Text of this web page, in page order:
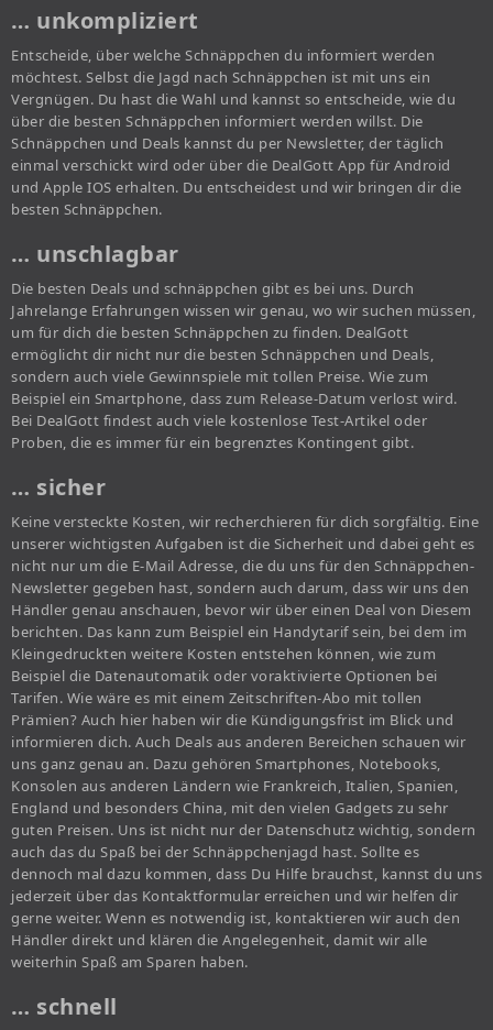
… unkompliziert
Entscheide, über welche Schnäppchen du informiert werden
möchtest. Selbst die Jagd nach Schnäppchen ist mit uns ein
Vergnügen. Du hast die Wahl und kannst so entscheide, wie du
über die besten Schnäppchen informiert werden willst. Die
Schnäppchen und Deals kannst du per Newsletter, der täglich
einmal verschickt wird oder über die DealGott App für Android
und Apple IOS erhalten. Du entscheidest und wir bringen dir die
besten Schnäppchen.
… unschlagbar
Die besten Deals und schnäppchen gibt es bei uns. Durch
Jahrelange Erfahrungen wissen wir genau, wo wir suchen müssen,
um für dich die besten Schnäppchen zu finden. DealGott
ermöglicht dir nicht nur die besten Schnäppchen und Deals,
sondern auch viele Gewinnspiele mit tollen Preise. Wie zum
Beispiel ein Smartphone, dass zum Release-Datum verlost wird.
Bei DealGott findest auch viele kostenlose Test-Artikel oder
Proben, die es immer für ein begrenztes Kontingent gibt.
… sicher
Keine versteckte Kosten, wir recherchieren für dich sorgfältig. Eine
unserer wichtigsten Aufgaben ist die Sicherheit und dabei geht es
nicht nur um die E-Mail Adresse, die du uns für den Schnäppchen-
Newsletter gegeben hast, sondern auch darum, dass wir uns den
Händler genau anschauen, bevor wir über einen Deal von Diesem
berichten. Das kann zum Beispiel ein Handytarif sein, bei dem im
Kleingedruckten weitere Kosten entstehen können, wie zum
Beispiel die Datenautomatik oder voraktivierte Optionen bei
Tarifen. Wie wäre es mit einem Zeitschriften-Abo mit tollen
Prämien? Auch hier haben wir die Kündigungsfrist im Blick und
informieren dich. Auch Deals aus anderen Bereichen schauen wir
uns ganz genau an. Dazu gehören Smartphones, Notebooks,
Konsolen aus anderen Ländern wie Frankreich, Italien, Spanien,
England und besonders China, mit den vielen Gadgets zu sehr
guten Preisen. Uns ist nicht nur der Datenschutz wichtig, sondern
auch das du Spaß bei der Schnäppchenjagd hast. Sollte es
dennoch mal dazu kommen, dass Du Hilfe brauchst, kannst du uns
jederzeit über das Kontaktformular erreichen und wir helfen dir
gerne weiter. Wenn es notwendig ist, kontaktieren wir auch den
Händler direkt und klären die Angelegenheit, damit wir alle
weiterhin Spaß am Sparen haben.
… schnell